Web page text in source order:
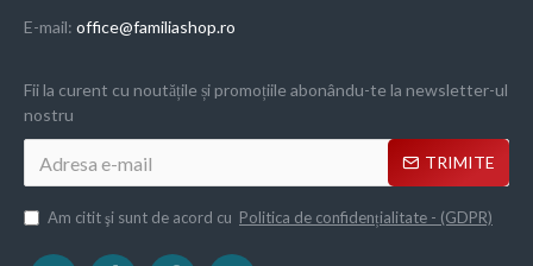
E-mail: office@familiashop.ro
Fii la curent cu noutățile și promoțiile abonându-te la newsletter-ul
nostru
TRIMITE
Am citit şi sunt de acord cu Politica de confidențialitate - (GDPR)